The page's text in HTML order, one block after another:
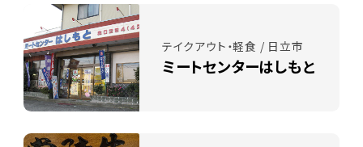
テイクアウト・軽食 / 日立市
ミートセンターはしもと